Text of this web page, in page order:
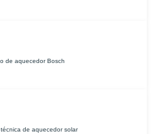
de aquecedor Bosch
de aquecedor solar